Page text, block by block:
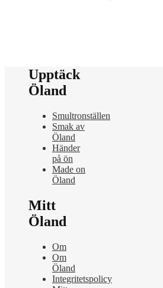
Upptäck
Öland
Smultronställen
Smak av
Öland
Händer
på ön
Made on
Öland
Mitt
Öland
Om
Om
Öland
Integritetspolicy